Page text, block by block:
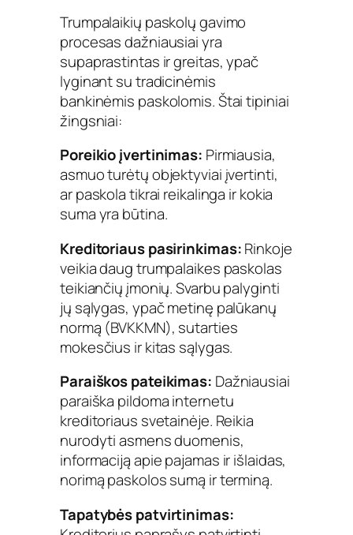
Trumpalaikių paskolų gavimo
procesas dažniausiai yra
supaprastintas ir greitas, ypač
lyginant su tradicinėmis
bankinėmis paskolomis. Štai tipiniai
žingsniai:
Poreikio įvertinimas: Pirmiausia,
asmuo turėtų objektyviai įvertinti,
ar paskola tikrai reikalinga ir kokia
suma yra būtina.
Kreditoriaus pasirinkimas:Rinkoje
veikia daug trumpalaikes paskolas
teikiančių įmonių. Svarbu palyginti
jų sąlygas, ypač metinę palūkanų
normą (BVKKMN), sutarties
mokesčius ir kitas sąlygas.
Paraiškos pateikimas: Dažniausiai
paraiška pildoma internetu
kreditoriaus svetainėje. Reikia
nurodyti asmens duomenis,
informaciją apie pajamas ir išlaidas,
norimą paskolos sumą ir terminą.
Tapatybės patvirtinimas: